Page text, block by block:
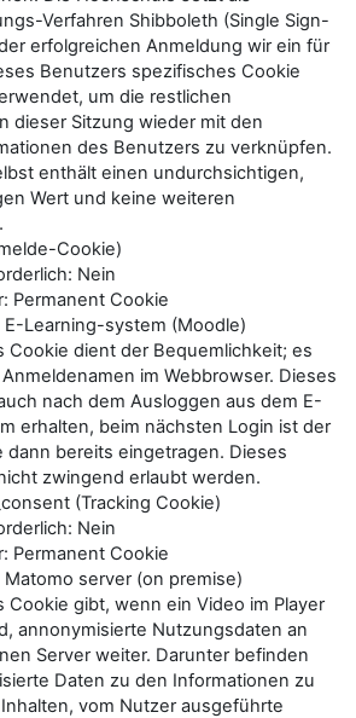
Verfahren Shibboleth (Single Sign-
erfolgreichen Anmeldung wir ein für
Benutzers spezifisches Cookie
um die restlichen
dieser Sitzung wieder mit den
des Benutzers zu verknüpfen.
enthält einen undurchsichtigen,
Wert und keine weiteren
Cookie)
Nein
Permanent Cookie
E-Learning-system (Moodle)
Cookie dient der Bequemlichkeit; es
im Webbrowser. Dieses
nach dem Ausloggen aus dem E-
erhalten, beim nächsten Login ist der
dann bereits eingetragen. Dieses
zwingend erlaubt werden.
(Tracking Cookie)
Nein
Permanent Cookie
server (on premise)
Cookie gibt, wenn ein Video im Player
annonymisierte Nutzungsdaten an
Server weiter. Darunter befinden
Daten zu den Informationen zu
vom Nutzer ausgeführte